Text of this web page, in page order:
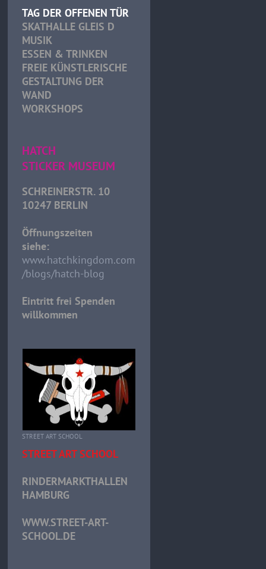
TAG DER OFFENEN TÜR
SKATHALLE GLEIS D
MUSIK
ESSEN & TRINKEN
FREIE KÜNSTLERISCHE
GESTALTUNG DER
WAND
WORKSHOPS
HATCH
STICKER MUSEUM
SCHREINERSTR. 10
10247 BERLIN
Öffnungszeiten
siehe:
www.hatchkingdom.com
/blogs/hatch-blog
Eintritt frei Spenden
willkommen
STREET ART SCHOOL
STREET ART SCHOOL
RINDERMARKTHALLEN
HAMBURG
WWW.STREET-ART-
SCHOOL.DE